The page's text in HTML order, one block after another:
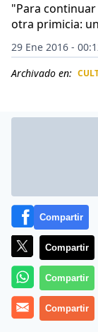
"Para continuar
otra primicia:
29 Ene 2016 -
Archivado en:
Una imagen
los televisores
Compartir
Compartir
Compartir
Compartir